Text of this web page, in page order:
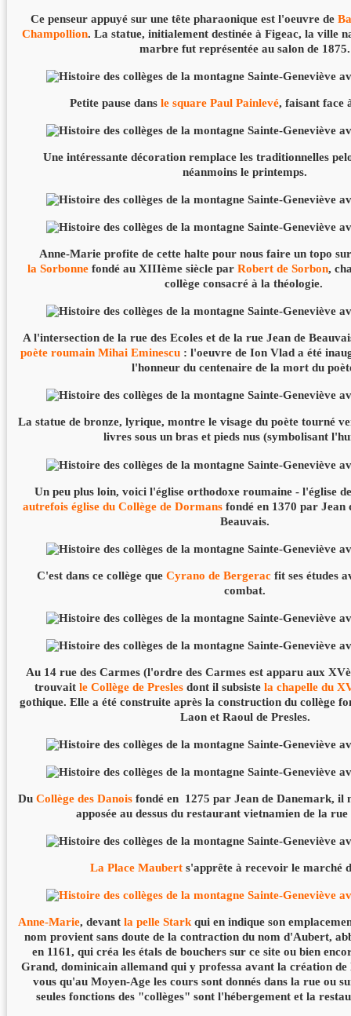
Ce penseur appuyé sur une tête pharaonique est l'oeuvre de
Champollion. La statue, initialement destinée à Figeac, la ville
marbre fut représentée au salon de 1875.
Petite pause dans le square Paul Painlevé, faisant face
Une intéressante décoration remplace les traditionnelles
néanmoins le printemps.
Anne-Marie profite de cette halte pour nous faire un topo
la Sorbonne fondé au XIIIème siècle parRobert de Sorbon,
collège consacré à la théologie.
A l'intersection de la rue des Ecoles et de la rue Jean de
poète roumain Mihai Eminescu : l'oeuvre de Ion Vlad a été
l'honneur du centenaire de la mort du
La statue de bronze, lyrique, montre le visage du poète tourné
livres sous un bras et pieds nus (symbolisant
Un peu plus loin, voici l'église orthodoxe roumaine - l'église
autrefois église du Collège de Dormans fondé en 1370 par Jean
Beauvais.
C'est dans ce collège queCyrano de Bergerac fit ses études
combat.
Au 14 rue des Carmes (l'ordre des Carmes est apparu aux
trouvaitle Collège de Presles dont il subsistela chapelle du
gothique. Elle a été construite après la construction du collège
Laon et Raoul de Presles.
Du Collège des Danois fondé en 1275 par Jean de Danemark, il
apposée au dessus du restaurant vietnamien de la rue
La Place Maubert s'apprête à recevoir le marché
Anne-Marie, devant la pelle Stark qui en indique son
nom provient sans doute de la contraction du nom d'Aubert,
en 1161, qui créa les étals de bouchers sur ce site ou bien
Grand, dominicain allemand qui y professa avant la création de
vous qu'au Moyen-Age les cours sont donnés dans la rue ou
seules fonctions des "collèges" sont l'hébergement et la